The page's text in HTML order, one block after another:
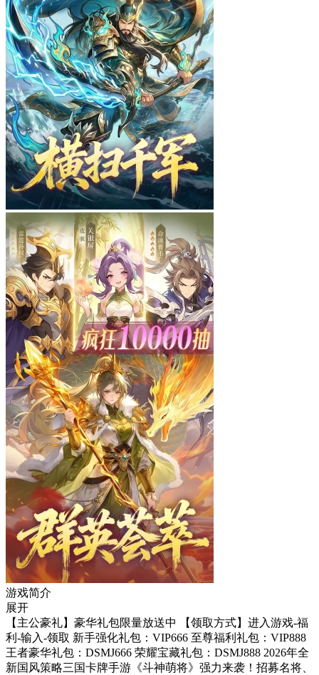
游戏简介
展开
【主公豪礼】豪华礼包限量放送中 【领取方式】进入游戏-福
利-输入-领取 新手强化礼包：VIP666 至尊福利礼包：VIP888
王者豪华礼包：DSMJ666 荣耀宝藏礼包：DSMJ888 2026年全
新国风策略三国卡牌手游《斗神萌将》强力来袭！招募名将、